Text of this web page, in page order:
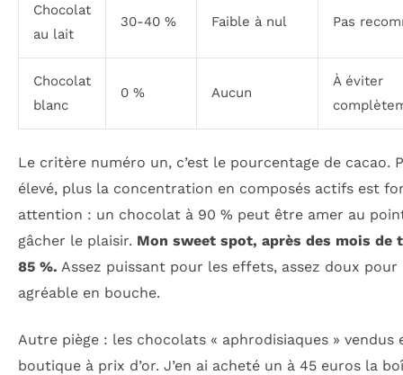
Chocolat
au lait
30-40 % Faible à nul Pas
Chocolat
blanc
0 % Aucun
À éviter
Le critère numéro un, c’est le pourcentage de cacao.
élevé, plus la concentration en composés actifs est
attention : un chocolat à 90 % peut être amer au
gâcher le plaisir. Mon sweet spot, après des mois de
85 %. Assez puissant pour les effets, assez doux pour
agréable en bouche.
Autre piège : les chocolats « aphrodisiaques » vendus
boutique à prix d’or. J’en ai acheté un à 45 euros la